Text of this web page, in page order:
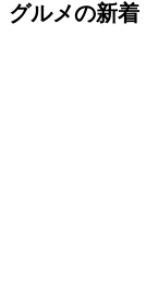
グルメの新着